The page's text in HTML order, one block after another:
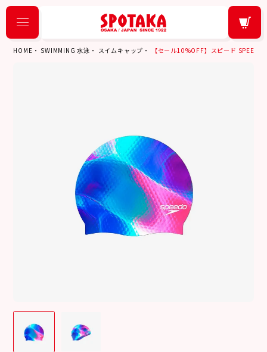
HOME SWIMMING 水泳 スイムキャップ 【セール10%OFF】スピード